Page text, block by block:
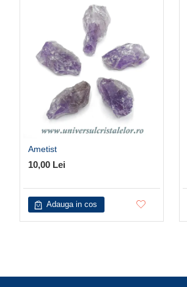
Ametist
10,00 Lei
Adauga in cos